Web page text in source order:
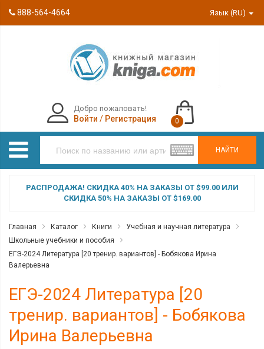
888-564-4664 Язык (RU)
НАЙТИ
Добро пожаловать!
Войти / Регистрация 0
РАСПРОДАЖА! СКИДКА 40% НА ЗАКАЗЫ ОТ $99.00 ИЛИ
СКИДКА 50% НА ЗАКАЗЫ ОТ $169.00
Главная Каталог Книги
Учебная и научная литература
Школьные учебники и пособия
ЕГЭ-2024 Литература [20 тренир. вариантов] - Бобякова Ирина
Валерьевна
ЕГЭ-2024 Литература [20
тренир. вариантов] - Бобякова
Ирина Валерьевна